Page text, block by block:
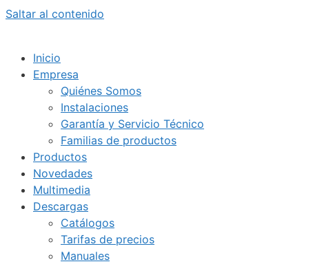
Saltar al contenido
Inicio
Empresa
Quiénes Somos
Instalaciones
Garantía y Servicio Técnico
Familias de productos
Productos
Novedades
Multimedia
Descargas
Catálogos
Tarifas de precios
Manuales